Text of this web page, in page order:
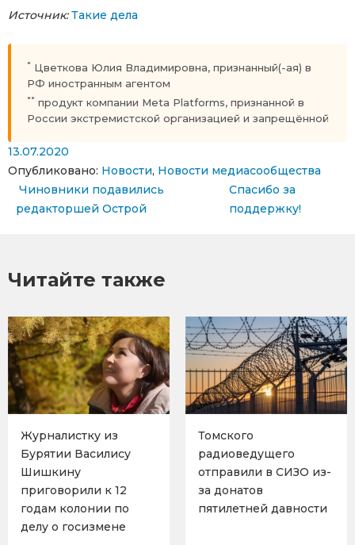
Источник: Такие дела
* Цветкова Юлия Владимировна, признанный(-ая) в
РФ иностранным агентом
** продукт компании Meta Platforms, признанной в
России экстремистской организацией и запрещённой
13.07.2020
Опубликовано: Новости, Новости медиасообщества
Навигация по записям
Чиновники подавились
редакторшей Острой
Спасибо за
поддержку!
Читайте также
Журналистку из
Бурятии Василису
Шишкину
приговорили к 12
годам колонии по
делу о госизмене
Томского
радиоведущего
отправили в СИЗО из-
за донатов
пятилетней давности